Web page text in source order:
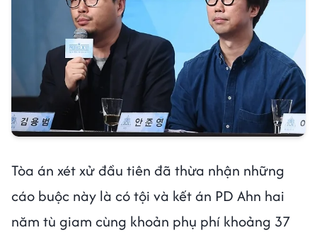
Tòa án xét xử đầu tiên đã thừa nhận những
cáo buộc này là có tội và kết án PD Ahn hai
năm tù giam cùng khoản phụ phí khoảng 37